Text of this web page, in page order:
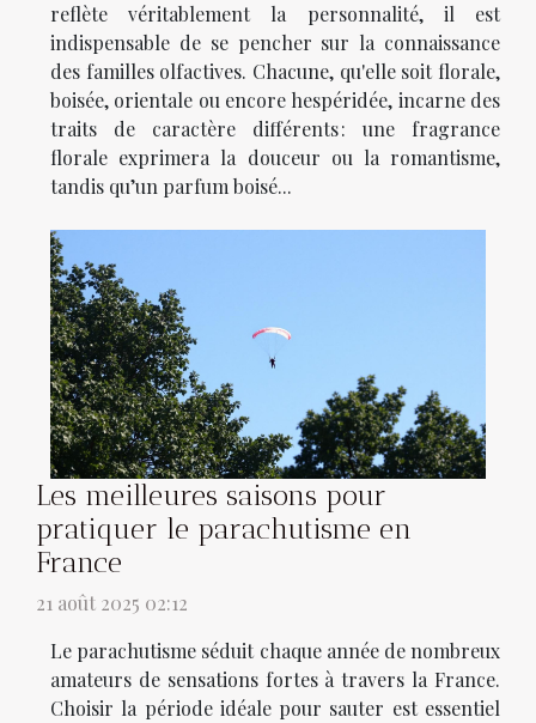
reflète véritablement la personnalité, il est
indispensable de se pencher sur la connaissance
des familles olfactives. Chacune, qu'elle soit florale,
boisée, orientale ou encore hespéridée, incarne des
traits de caractère différents : une fragrance
florale exprimera la douceur ou la romantisme,
tandis qu’un parfum boisé...
Les meilleures saisons pour
pratiquer le parachutisme en
France
21 août 2025 02:12
Le parachutisme séduit chaque année de nombreux
amateurs de sensations fortes à travers la France.
Choisir la période idéale pour sauter est essentiel